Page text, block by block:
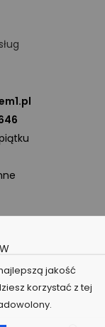
jakość
korzystać z tej